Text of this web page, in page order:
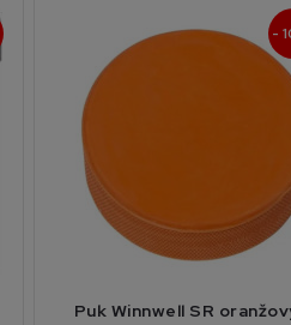
-
Puk Winnwell SR